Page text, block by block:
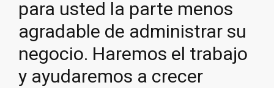
para usted la parte menos
agradable de administrar su
negocio. Haremos el trabajo
y ayudaremos a crecer